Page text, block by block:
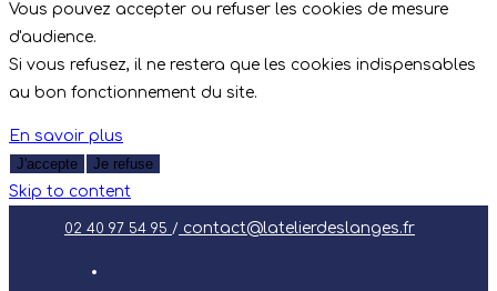
Vous pouvez accepter ou refuser les cookies de mesure
d'audience.
Si vous refusez, il ne restera que les cookies indispensables
au bon fonctionnement du site.
En savoir plus
J'accepte
Je refuse
Skip to content
02 40 97 54 95 / contact@latelierdeslanges.fr